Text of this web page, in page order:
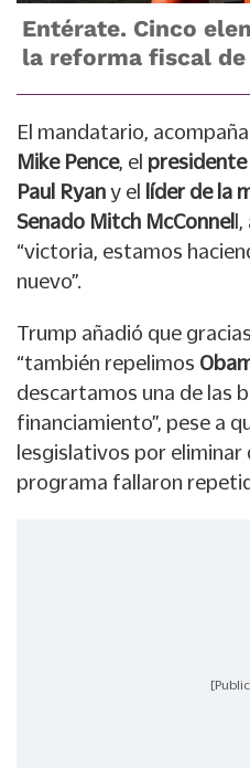
Entérate. Cinco
la reforma fiscal de
El mandatario,
Mike Pence, el presidente
Paul Ryan y el
líder de la
Senado Mitch McConnel
“victoria, estamos
nuevo”.
Trump añadió que
“también repelimos
descartamos una de las
financiamiento”, pese a
lesgislativos por eliminar
programa fallaron